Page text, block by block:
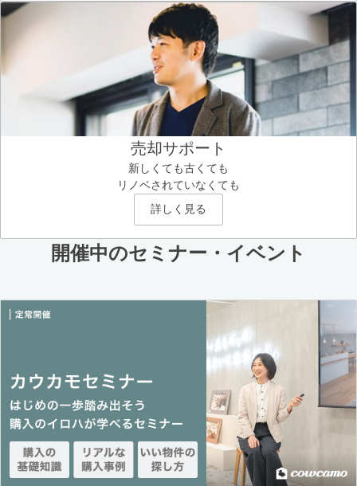
売却サポート
新しくても古くても
リノベされていなくても
詳しく見る
開催中のセミナー・イベント